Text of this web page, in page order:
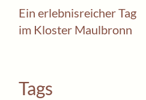
Ein erlebnisreicher Tag
im Kloster Maulbronn
Tags